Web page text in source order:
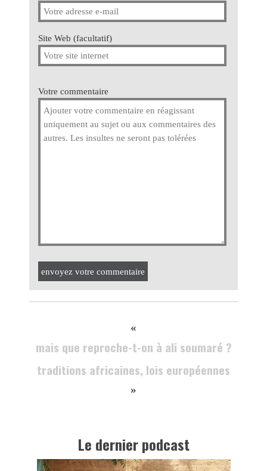
Site Web (facultatif)
Votre commentaire
envoyez votre commentaire
«
mais que reproche-t-on à ali soumaré ?
traditions africaines, lois européennes
»
Le dernier podcast